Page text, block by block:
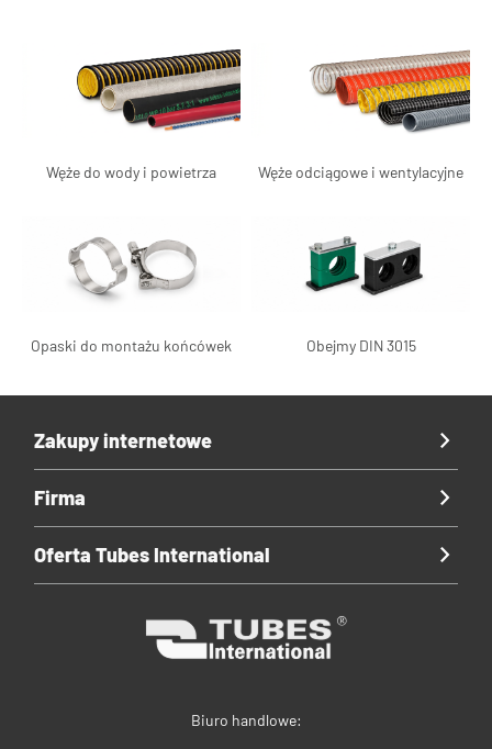
Węże do wody i powietrza Węże odciągowe i wentylacyjne
Opaski do montażu końcówek Obejmy DIN 3015
Biuro handlowe:
Zakupy internetowe
Firma
Oferta Tubes International